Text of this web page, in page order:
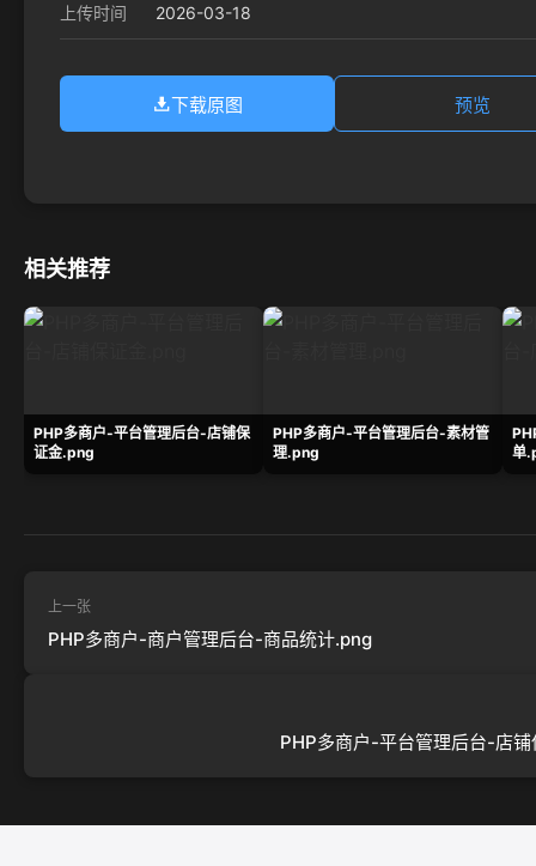
上传时间 2026-03-18
下载原图 预览
相关推荐
PHP多商户-平台管理后台-店铺保
证金.png
PHP多商户-平台管理后台-素材管
理.png
单
上一张
PHP多商户-商户管理后台-商品统计.png
PHP多商户-平台管理后台-店